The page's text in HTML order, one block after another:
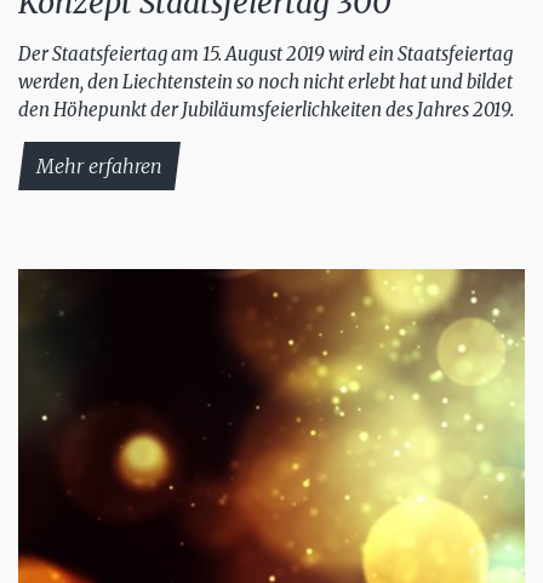
Der Staatsfeiertag am 15. August 2019 wird ein Staatsfeiertag
werden, den Liechtenstein so noch nicht erlebt hat und bildet
den Höhepunkt der Jubiläumsfeierlichkeiten des Jahres 2019.
Mehr erfahren